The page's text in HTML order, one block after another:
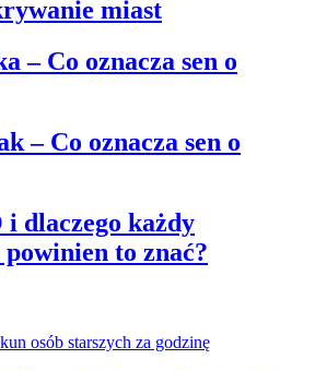
miast
– Co oznacza sen o
– Co oznacza sen o
i dlaczego każdy
to znać?